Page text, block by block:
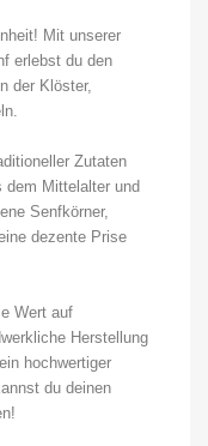
Mit unserer
erlebst du den
der Klöster,
Zutaten
dem Mittelalter und
Senfkörner,
dezente Prise
Wert auf
Herstellung
hochwertiger
du deinen